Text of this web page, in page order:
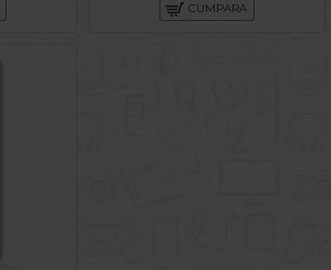
CUMPARA